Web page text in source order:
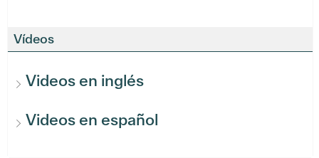
Vídeos
Videos en inglés
Videos en español